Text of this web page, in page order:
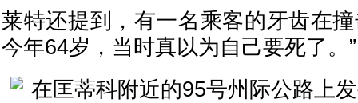
莱特还提到，有一名乘客的牙齿在
今年64岁，当时真以为自己要死了。”